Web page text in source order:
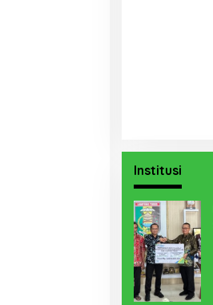
Institusi